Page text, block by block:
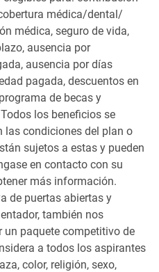
médica/dental/
médica, seguro de vida,
ausencia por
ausencia por días
pagada, descuentos en
de becas y
los beneficios se
las condiciones del plan o
sujetos a estas y pueden
en contacto con su
más información.
de puertas abiertas y
también nos
paquete competitivo de
a todos los aspirantes
color, religión, sexo,